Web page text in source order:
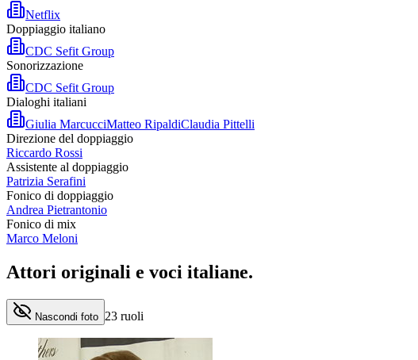
Netflix
Doppiaggio italiano
CDC Sefit Group
Sonorizzazione
CDC Sefit Group
Dialoghi italiani
Giulia MarcucciMatteo RipaldiClaudia Pittelli
Direzione del doppiaggio
Riccardo Rossi
Assistente al doppiaggio
Patrizia Serafini
Fonico di doppiaggio
Andrea Pietrantonio
Fonico di mix
Marco Meloni
Attori originali e voci italiane.
Nascondi foto 23 ruoli